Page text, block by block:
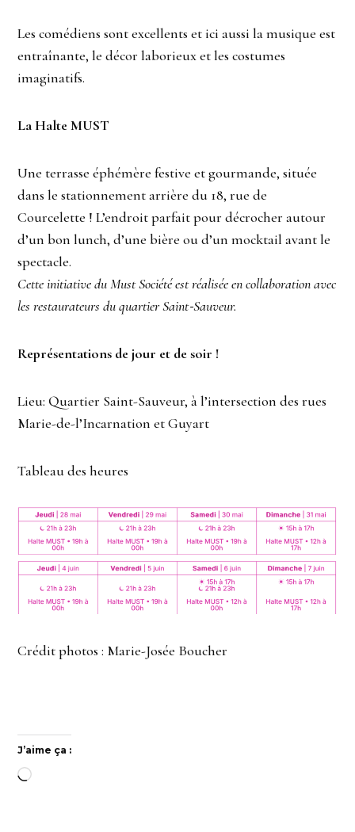
Les comédiens sont excellents et ici aussi la musique est
entraînante, le décor laborieux et les costumes
imaginatifs.
La Halte MUST
Une terrasse éphémère festive et gourmande, située
dans le stationnement arrière du 18, rue de
Courcelette ! L’endroit parfait pour décrocher autour
d’un bon lunch, d’une bière ou d’un mocktail avant le
spectacle.
Cette initiative du Must Société est réalisée en collaboration avec
les restaurateurs du quartier Saint‑Sauveur.
Représentations de jour et de soir !
Lieu: Quartier Saint-Sauveur, à l’intersection des rues
Marie-de-l’Incarnation et Guyart
Tableau des heures
Crédit photos : Marie-Josée Boucher
J’aime ça :
Chargement…